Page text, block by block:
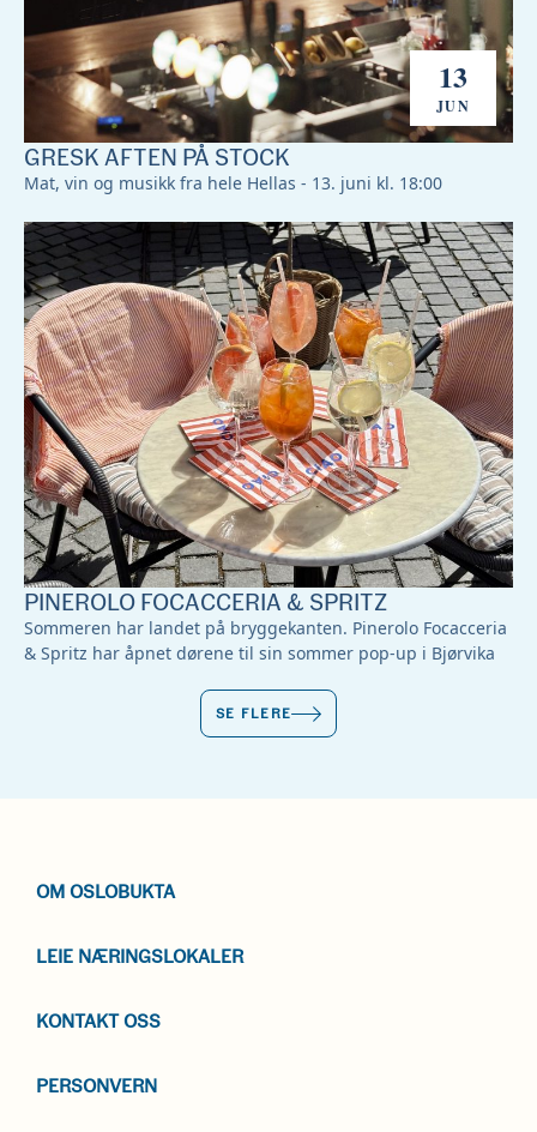
13
JUN
GRESK AFTEN PÅ STOCK
Mat, vin og musikk fra hele Hellas - 13. juni kl. 18:00
PINEROLO FOCACCERIA & SPRITZ
Sommeren har landet på bryggekanten. Pinerolo Focacceria
& Spritz har åpnet dørene til sin sommer pop-up i Bjørvika
SE FLERE
OM OSLOBUKTA
LEIE NÆRINGSLOKALER
KONTAKT OSS
PERSONVERN